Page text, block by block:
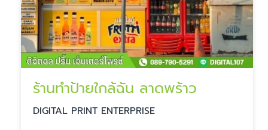
ร้านทำป้ายใกล้ฉัน ลาดพร้าว
DIGITAL PRINT ENTERPRISE